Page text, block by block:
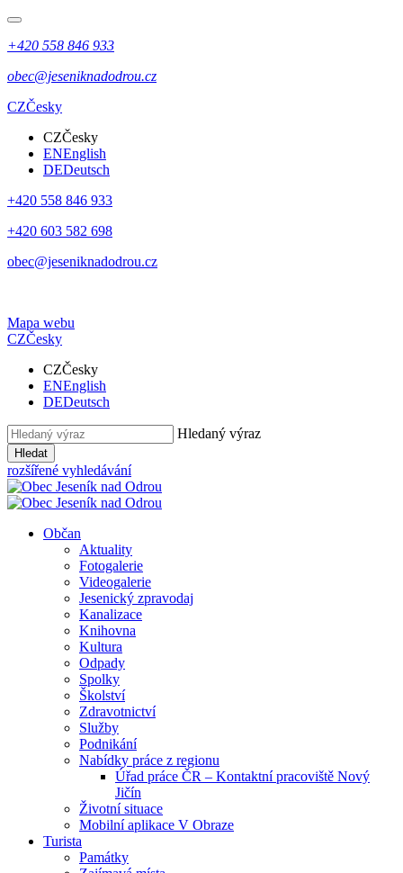
+420 558 846 933
obec@jeseniknadodrou.cz
CZČesky
CZČesky
ENEnglish
DEDeutsch
+420 558 846 933
+420 603 582 698
obec@jeseniknadodrou.cz
Mapa webu
CZČesky
CZČesky
ENEnglish
DEDeutsch
Hledaný výraz
Hledat
rozšířené vyhledávání
Občan
Aktuality
Fotogalerie
Videogalerie
Jesenický zpravodaj
Kanalizace
Knihovna
Kultura
Odpady
Spolky
Školství
Zdravotnictví
Služby
Podnikání
Nabídky práce z regionu
Úřad práce ČR – Kontaktní pracoviště Nový
Jičín
Životní situace
Mobilní aplikace V Obraze
Turista
Památky